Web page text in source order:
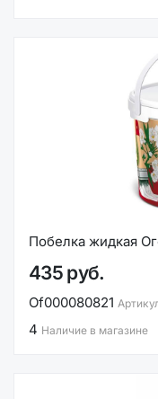
Побелка жидкая
435 руб.
Of000080821
4 Наличие в магазине